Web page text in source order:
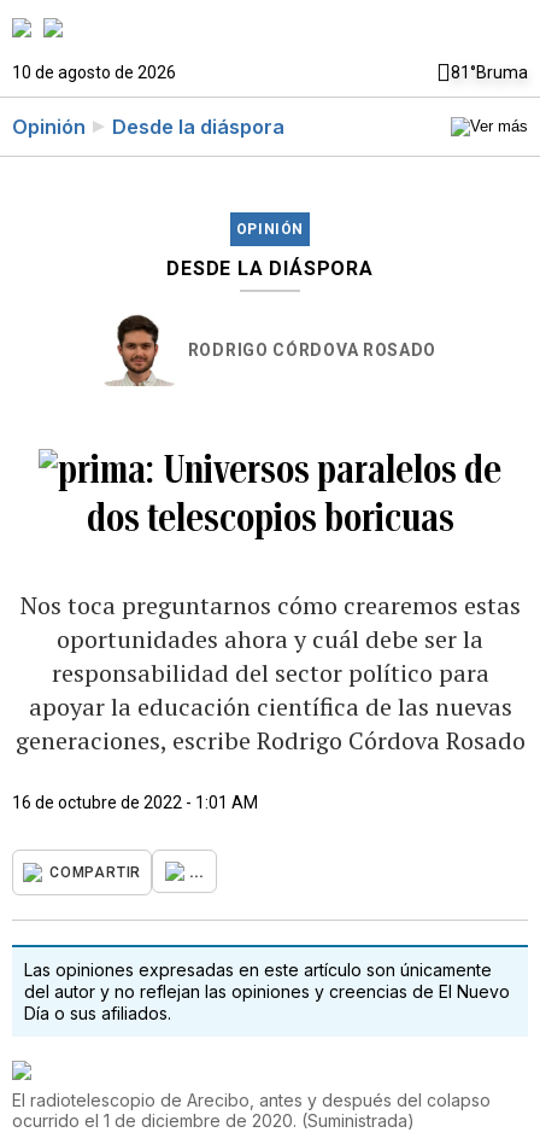
10 de agosto de 2026 81°Bruma
Opinión Desde la diáspora
OPINIÓN
DESDE LA DIÁSPORA
RODRIGO CÓRDOVA ROSADO
Universos paralelos de
dos telescopios boricuas
Nos toca preguntarnos cómo crearemos estas
oportunidades ahora y cuál debe ser la
responsabilidad del sector político para
apoyar la educación científica de las nuevas
generaciones, escribe Rodrigo Córdova Rosado
16 de octubre de 2022 - 1:01 AM
COMPARTIR ...
Las opiniones expresadas en este artículo son únicamente
del autor y no reflejan las opiniones y creencias de El Nuevo
Día o sus afiliados.
El radiotelescopio de Arecibo, antes y después del colapso
ocurrido el 1 de diciembre de 2020. (Suministrada)